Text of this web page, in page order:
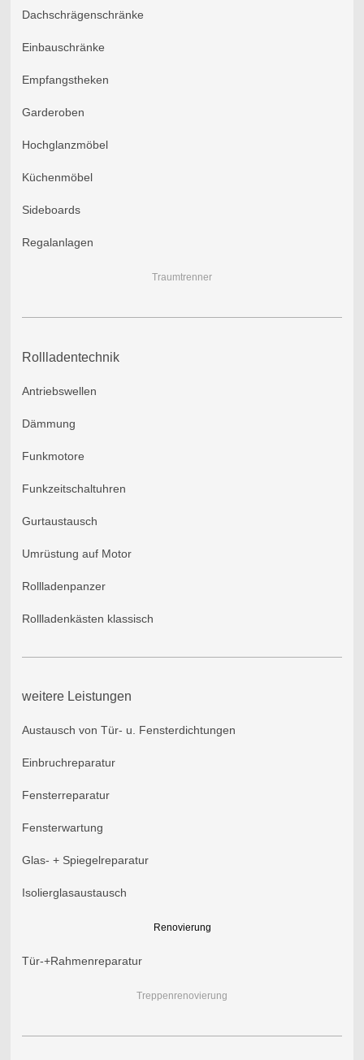
Dachschrägenschränke
Einbauschränke
Empfangstheken
Garderoben
Hochglanzmöbel
Küchenmöbel
Sideboards
Regalanlagen
Traumtrenner
Rollladentechnik
Antriebswellen
Dämmung
Funkmotore
Funkzeitschaltuhren
Gurtaustausch
Umrüstung auf Motor
Rollladenpanzer
Rollladenkästen klassisch
weitere Leistungen
Austausch von Tür- u. Fensterdichtungen
Einbruchreparatur
Fensterreparatur
Fensterwartung
Glas- + Spiegelreparatur
Isolierglasaustausch
Renovierung
Tür-+Rahmenreparatur
Treppenrenovierung